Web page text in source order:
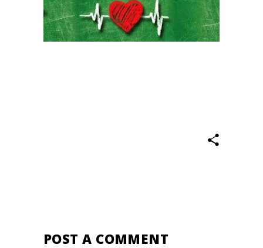
POST A COMMENT